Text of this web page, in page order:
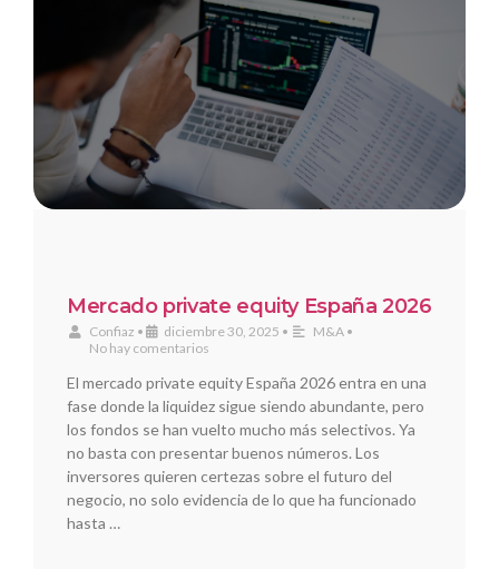
Mercado private equity España 2026
Confiaz • diciembre 30, 2025 • M&A •
No hay comentarios
El mercado private equity España 2026 entra en una
fase donde la liquidez sigue siendo abundante, pero
los fondos se han vuelto mucho más selectivos. Ya
no basta con presentar buenos números. Los
inversores quieren certezas sobre el futuro del
negocio, no solo evidencia de lo que ha funcionado
hasta …